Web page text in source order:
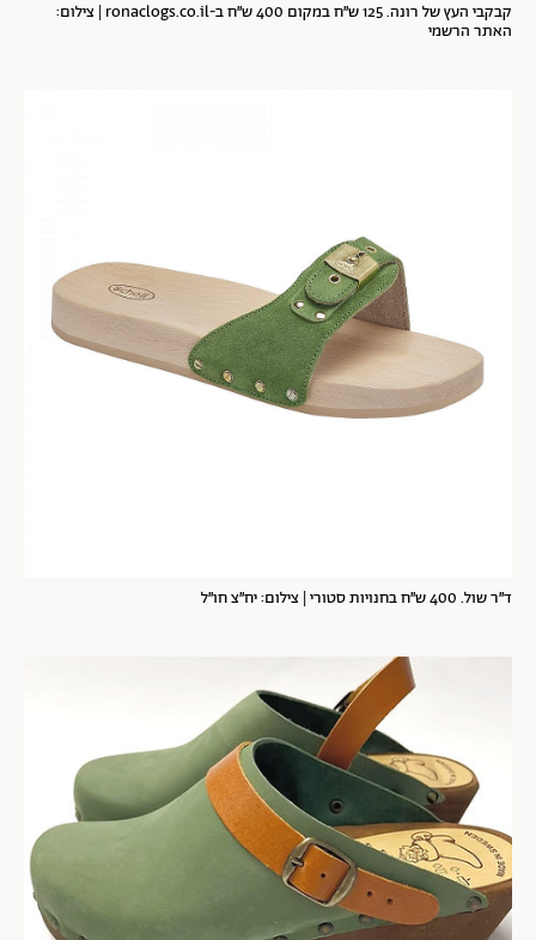
קבקבי העץ של רונה. 125 ש״ח במקום 400 ש״ח ב-ronaclogs.co.il | צילום:
האתר הרשמי
ד״ר שול. 400 ש״ח בחנויות סטורי | צילום: יח״צ חו״ל